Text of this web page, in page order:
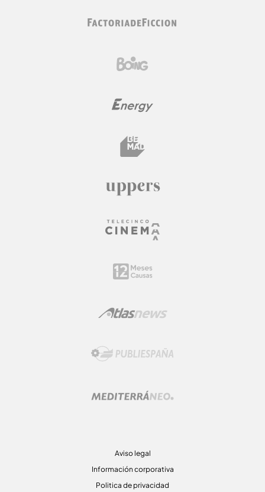
Aviso legal
Información corporativa
Politica de privacidad